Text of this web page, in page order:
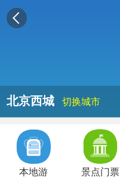
北京西城 切换城市
本地游 景点门票